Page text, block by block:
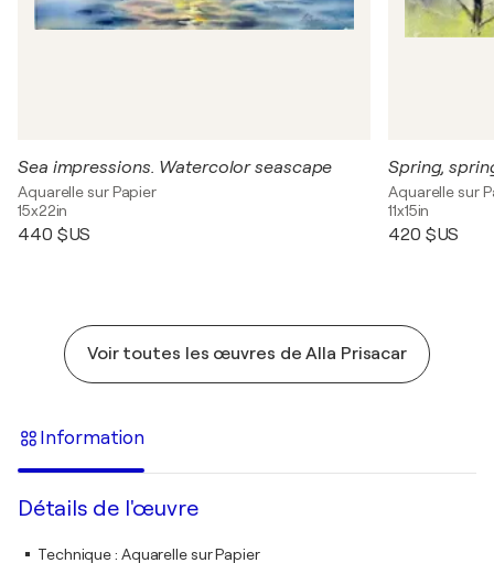
Sea impressions. Watercolor seascape
Aquarelle sur Papier
15x22in
440 $US
Spring,
Aquarelle sur
11x15in
420 $US
Voir toutes les œuvres de Alla Prisacar
Information
Détails de l'œuvre
Technique: Aquarelle sur Papier